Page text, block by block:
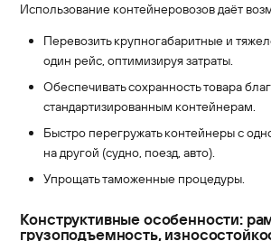
Использование контейнеровозов даёт
Перевозить крупногабаритные и
один рейс, оптимизируя затраты.
Обеспечивать сохранность товара
стандартизированным контейнерам.
Быстро перегружать контейнеры с
на другой (судно, поезд, авто).
Упрощать таможенные процедуры.
Конструктивные особенности:
грузоподъемность,